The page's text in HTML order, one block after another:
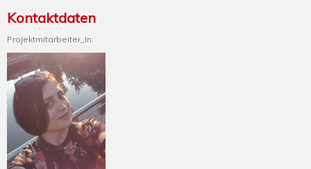
Kontaktdaten
Projektmitarbeiter_In: